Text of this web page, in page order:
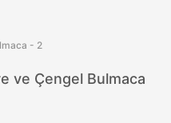
- 2
ve Çengel Bulmaca